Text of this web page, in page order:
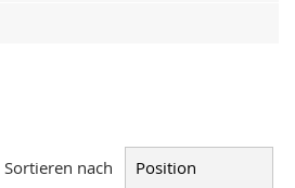
Sortieren nach